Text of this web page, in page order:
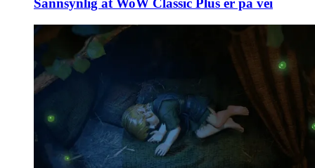
Sannsynlig at WoW Classic Plus er på vei